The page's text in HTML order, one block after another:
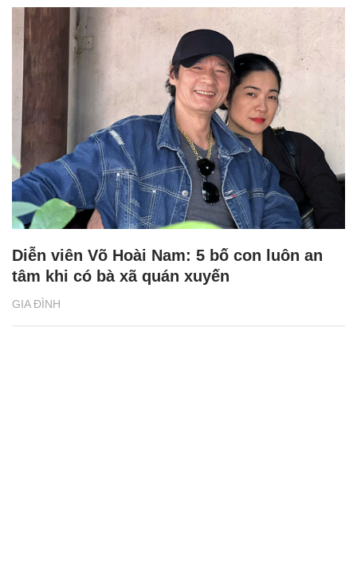
GIA ĐÌNH
Diễn viên Võ Hoài Nam: 5 bố con luôn an
tâm khi có bà xã quán xuyến